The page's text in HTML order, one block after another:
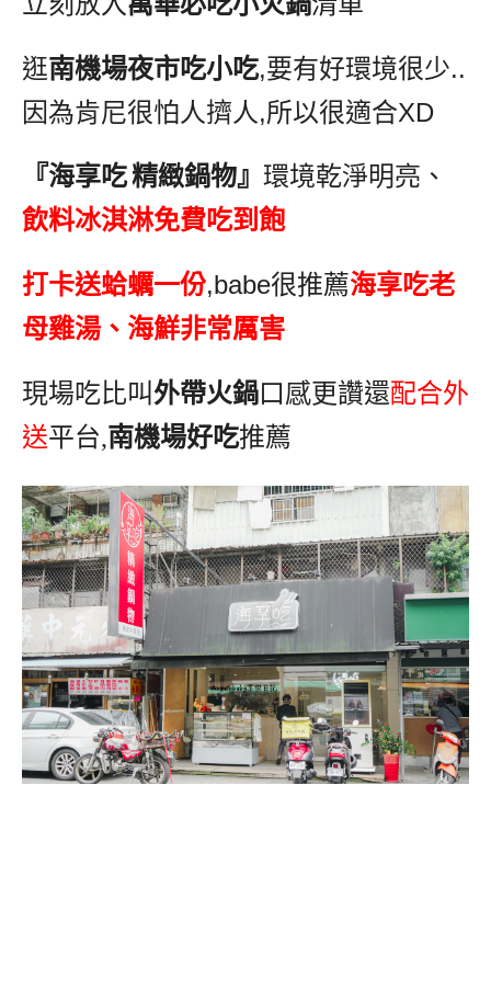
逛南機場夜市吃小吃,要有好環境很少..
因為肯尼很怕人擠人,所以很適合XD
『海享吃精緻鍋物』 環境乾淨明亮、
飲料冰淇淋免費吃到飽
打卡送蛤蠣一份,babe很推薦海享吃老
母雞湯、海鮮非常厲害
現場吃比叫外帶火鍋口感更讚還配合外
送平台,南機場好吃推薦